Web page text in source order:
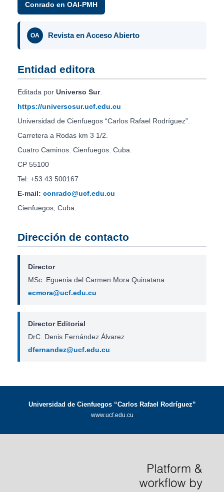
Conrado en OAI-PMH
OA Revista en Acceso Abierto
Entidad editora
Editada por Universo Sur.
https://universosur.ucf.edu.cu
Universidad de Cienfuegos “Carlos Rafael Rodríguez”.
Carretera a Rodas km 3 1/2.
Cuatro Caminos. Cienfuegos. Cuba.
CP 55100
Tel: +53 43 500167
E-mail: conrado@ucf.edu.cu
Cienfuegos, Cuba.
Dirección de contacto
Director
MSc. Eguenia del Carmen Mora Quinatana
ecmora@ucf.edu.cu
Director Editorial
DrC. Denis Fernández Álvarez
dfernandez@ucf.edu.cu
Universidad de Cienfuegos “Carlos Rafael Rodríguez”
www.ucf.edu.cu